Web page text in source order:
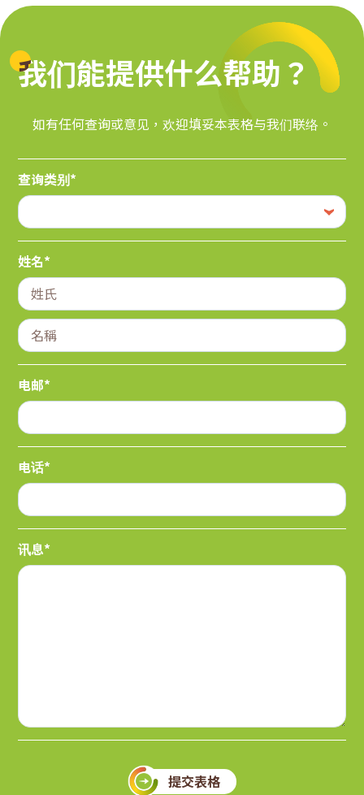
我们能提供什么帮助？
我们能提供什么帮助？
如有任何查询或意见，欢迎填妥本表格与我们联络。
查询类别*
姓名*
电邮*
电话*
讯息*
提交表格